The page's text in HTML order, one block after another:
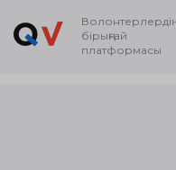
Волонтерлердің
бірыңғай
платформасы